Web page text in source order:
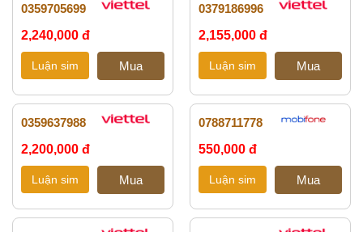
0359705699
2,240,000 đ
0379186996
2,155,000 đ
0359637988
2,200,000 đ
0788711778
550,000 đ